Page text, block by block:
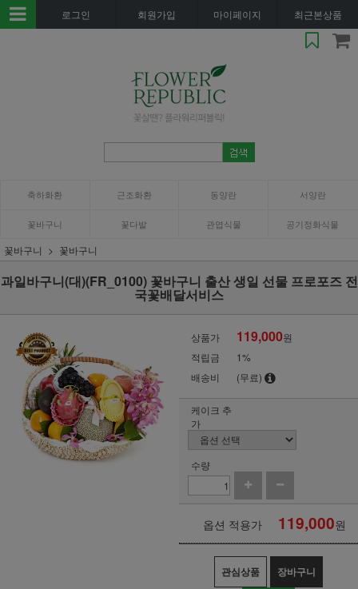
로그인 회원가입 마이페이지 최근본상품
축하화환 근조화환 동양란 서양란
꽃바구니 꽃다발 관엽식물 공기정화식물
꽃바구니 꽃바구니
과일바구니(대)(FR_0100) 꽃바구니 출산 생일 선물 프로포즈 전
국꽃배달서비스
상품가 119,000원
적립금
1%
배송비
(무료)
케이크 추
가
수량
옵션 적용가 119,000원
관심상품 장바구니